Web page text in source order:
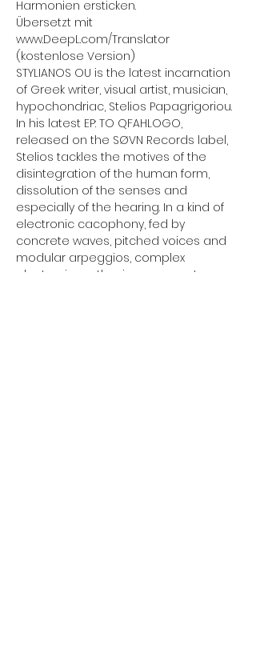
Harmonien ersticken.
Übersetzt mit
www.DeepL.com/Translator
(kostenlose Version)
STYLIANOS OU is the latest incarnation
of Greek writer, visual artist, musician,
hypochondriac, Stelios Papagrigoriou.
In his latest EP: TO QFAHLOGO,
released on the SØVN Records label,
Stelios tackles the motives of the
disintegration of the human form,
dissolution of the senses and
especially of the hearing. In a kind of
electronic cacophony, fed by
concrete waves, pitched voices and
modular arpeggios, complex
electronic synthesizers resonate